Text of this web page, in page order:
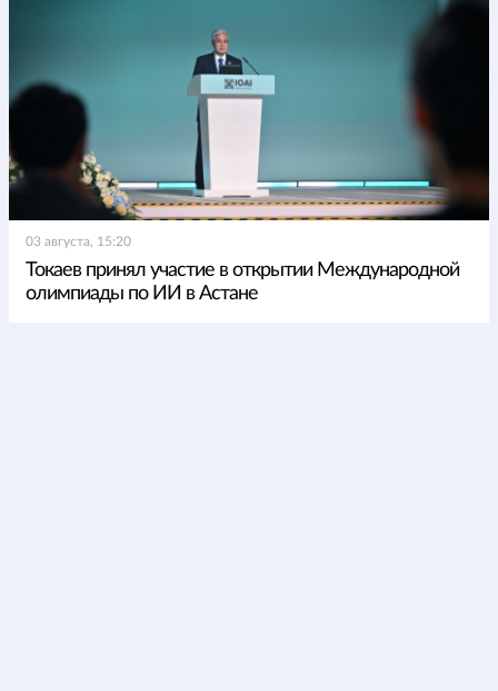
03 августа, 15:20
Токаев принял участие в открытии Международной
олимпиады по ИИ в Астане